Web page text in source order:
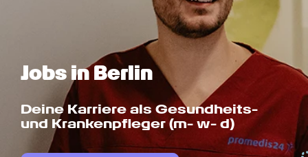
Jobs in Berlin
Deine Karriere als Gesundheits-
und Krankenpfleger (m- w- d)